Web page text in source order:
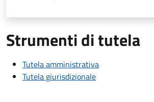
Strumenti di tutela
Tutela amministrativa
Tutela giurisdizionale